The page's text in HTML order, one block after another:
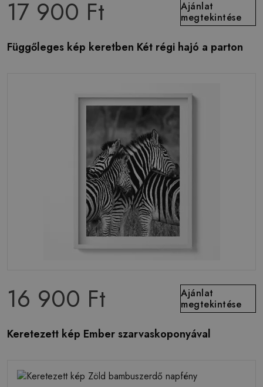
17 900 Ft
Ajánlat
megtekintése
Függőleges kép keretben Két régi hajó a parton
16 900 Ft
Ajánlat
megtekintése
Keretezett kép Ember szarvaskoponyával